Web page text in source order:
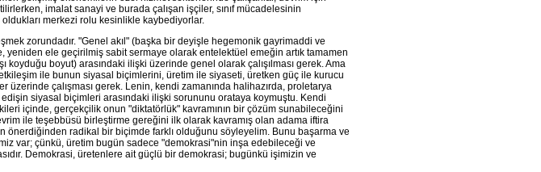
imalat sanayi ve burada çalışan işçiler, sınıf mücadelesinin
merkezi rolu kesinlikle kaybediyorlar.
zorundadır. "Genel akıl" (başka bir deyişle hegemonik gayrimaddi ve
ele geçirilmiş sabit sermaye olarak entelektüel emeğin artık tamamen
boyut) arasındaki ilişki üzerinde genel olarak çalışılması gerek. Ama
ile bunun siyasal biçimlerini, üretim ile siyaseti, üretken güç ile kurucu
üzerinde çalışması gerek. Lenin, kendi zamanında halihazırda, proletarya
siyasal biçimleri arasındaki ilişki sorununu orataya koymuştu. Kendi
içinde, gerçekçilik onun "diktatörlük" kavramının bir çözüm sunabileceğini
ile teşebbüsü birleştirme gereğini ilk olarak kavramış olan adama iftira
önerdiğinden radikal bir biçimde farklı olduğunu söyleyelim. Bunu başarma ve
var; çünkü, üretim bugün sadece "demokrasi"nin inşa edebileceği ve
Demokrasi, üretenlere ait güçlü bir demokrasi; bugünkü işimizin ve